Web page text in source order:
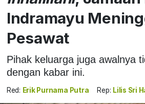
Indramayu
Pesawat
Pihak keluarga juga awalnya
dengan kabar ini.
Red: Erik Purnama Putra Rep: Lilis Sri